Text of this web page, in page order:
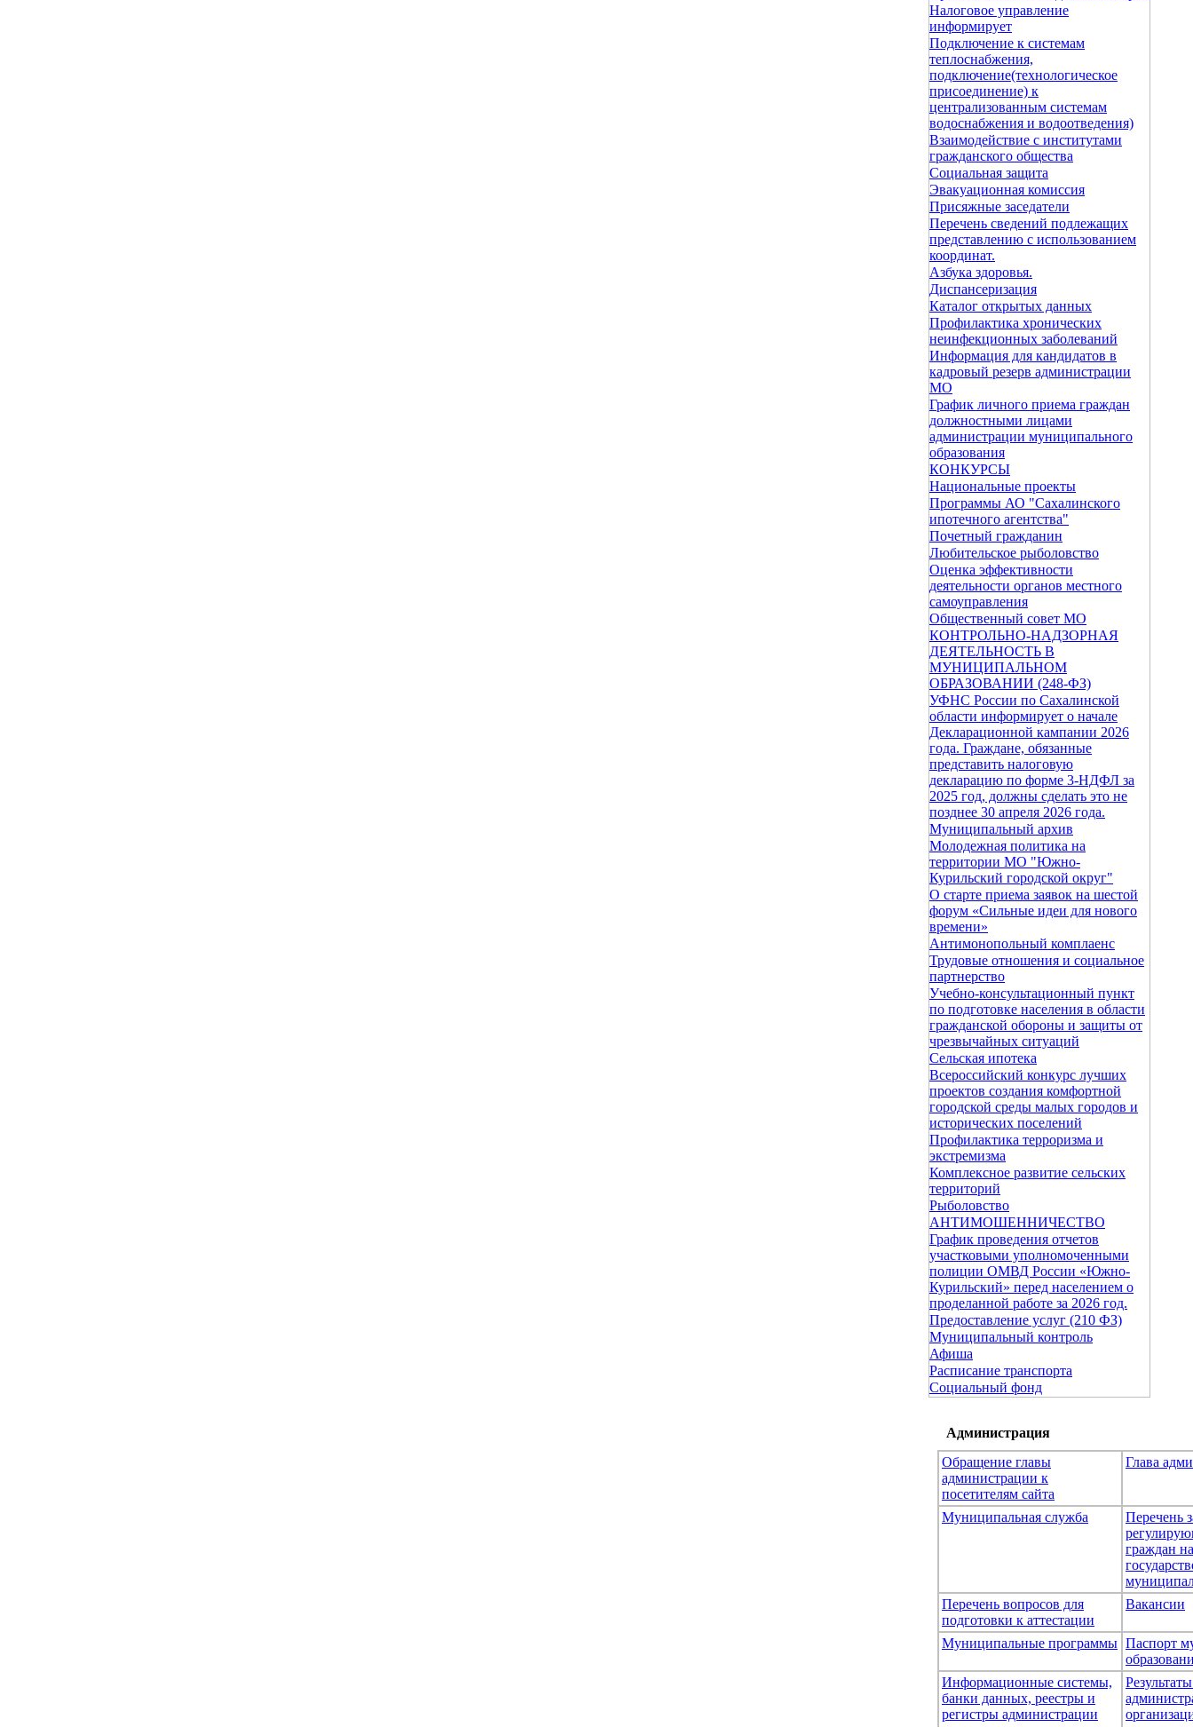
Налоговое управление
информирует
Подключение к системам
теплоснабжения,
подключение(технологическое
присоединение) к
централизованным системам
водоснабжения и водоотведения)
Взаимодействие с институтами
гражданского общества
Социальная защита
Эвакуационная комиссия
Присяжные заседатели
Перечень сведений подлежащих
представлению с использованием
координат.
Азбука здоровья.
Диспансеризация
Каталог открытых данных
Профилактика хронических
неинфекционных заболеваний
Информация для кандидатов в
кадровый резерв администрации
МО
График личного приема граждан
должностными лицами
администрации муниципального
образования
КОНКУРСЫ
Национальные проекты
Программы АО "Сахалинского
ипотечного агентства"
Почетный гражданин
Любительское рыболовство
Оценка эффективности
деятельности органов местного
самоуправления
Общественный совет МО
КОНТРОЛЬНО-НАДЗОРНАЯ
ДЕЯТЕЛЬНОСТЬ В
МУНИЦИПАЛЬНОМ
ОБРАЗОВАНИИ (248-ФЗ)
УФНС России по Сахалинской
области информирует о начале
Декларационной кампании 2026
года. Граждане, обязанные
представить налоговую
декларацию по форме 3-НДФЛ за
2025 год, должны сделать это не
позднее 30 апреля 2026 года.
Муниципальный архив
Молодежная политика на
территории МО "Южно-
Курильский городской округ"
О старте приема заявок на шестой
форум «Сильные идеи для нового
времени»
Антимонопольный комплаенс
Трудовые отношения и социальное
партнерство
Учебно-консультационный пункт
по подготовке населения в области
гражданской обороны и защиты от
чрезвычайных ситуаций
Сельская ипотека
Всероссийский конкурс лучших
проектов создания комфортной
городской среды малых городов и
исторических поселений
Профилактика терроризма и
экстремизма
Комплексное развитие сельских
территорий
Рыболовство
АНТИМОШЕННИЧЕСТВО
График проведения отчетов
участковыми уполномоченными
полиции ОМВД России «Южно-
Курильский» перед населением о
проделанной работе за 2026 год.
Предоставление услуг (210 ФЗ)
Муниципальный контроль
Афиша
Расписание транспорта
Социальный фонд
Администрация
Обращение главы
администрации к
посетителям сайта
Глава
Муниципальная служба
Перечень
граждан на
Перечень вопросов для
подготовки к аттестации
Вакансии
Муниципальные программы Паспорт
Информационные системы,
банки данных, реестры и
регистры администрации